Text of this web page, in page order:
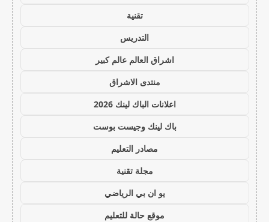
تقنية
التدريس
اشراق العالم عالم كبير
منتدى الاشراق
اعلانات الباك لينك 2026
باك لينك وجيست بوست
مصادر التعليم
مجلة تقنية
يو ان بي الرياضي
موقع حالة للتعليم